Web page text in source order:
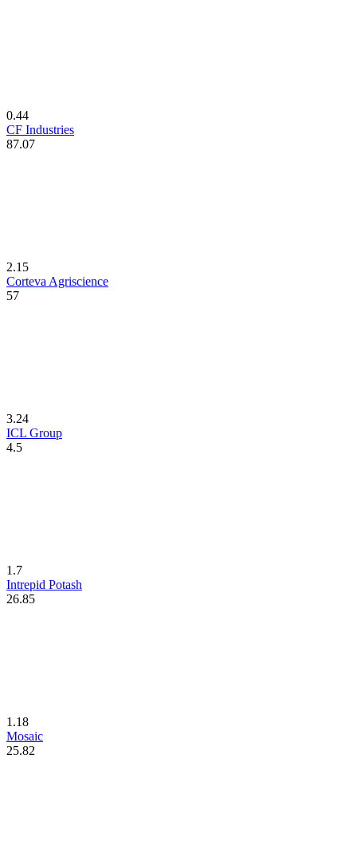
0.44
CF Industries
87.07
2.15
Corteva Agriscience
57
3.24
ICL Group
4.5
1.7
Intrepid Potash
26.85
1.18
Mosaic
25.82